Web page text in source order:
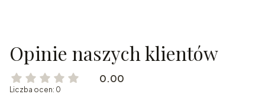
Opinie naszych klientów
0.00
Liczba ocen: 0